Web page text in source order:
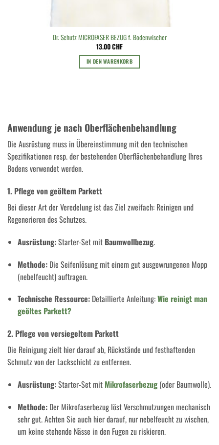
Dr. Schutz MICROFASER BEZUG f. Bodenwischer
13.00CHF
IN DEN WARENKORB
Anwendung je nach Oberflächenbehandlung
Die Ausrüstung muss in Übereinstimmung mit den technischen
Spezifikationen resp. der bestehenden Oberflächenbehandlung Ihres
Bodens verwendet werden.
1. Pflege von geöltem Parkett
Bei dieser Art der Veredelung ist das Ziel zweifach: Reinigen und
Regenerieren des Schutzes.
Ausrüstung:Starter-Set mit Baumwollbezug.
Methode:Die Seifenlösung mit einem gut ausgewrungenen Mopp
(nebelfeucht) auftragen.
Technische Ressource:Detaillierte Anleitung:Wie reinigt man
geöltes Parkett?
2. Pflege von versiegeltem Parkett
Die Reinigung zielt hier darauf ab, Rückstände und festhaftenden
Schmutz von der Lackschicht zu entfernen.
Ausrüstung:Starter-Set mit Mikrofaserbezug(oder Baumwolle).
Methode:Der Mikrofaserbezug löst Verschmutzungen mechanisch
sehr gut. Achten Sie auch hier darauf, nur nebelfeucht zu wischen,
um keine stehende Nässe in den Fugen zu riskieren.